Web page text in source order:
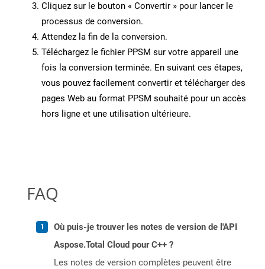
Cliquez sur le bouton « Convertir » pour lancer le
processus de conversion.
Attendez la fin de la conversion.
Téléchargez le fichier PPSM sur votre appareil une
fois la conversion terminée. En suivant ces étapes,
vous pouvez facilement convertir et télécharger des
pages Web au format PPSM souhaité pour un accès
hors ligne et une utilisation ultérieure.
FAQ
Où puis-je trouver les notes de version de l'API
Aspose.Total Cloud pour C++ ?
Les notes de version complètes peuvent être